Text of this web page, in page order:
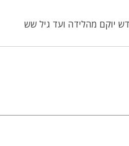
יוקם מהלידה ועד גיל שש